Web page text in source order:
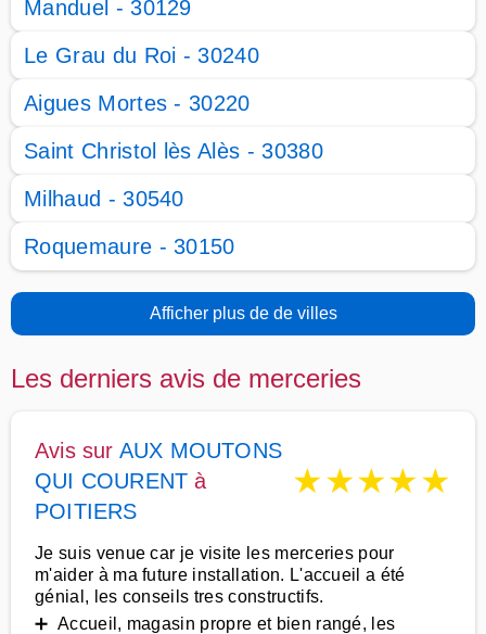
Manduel - 30129
Le Grau du Roi - 30240
Aigues Mortes - 30220
Saint Christol lès Alès - 30380
Milhaud - 30540
Roquemaure - 30150
Afficher plus de de villes
Les derniers avis de merceries
Avis sur AUX MOUTONS
QUI COURENT à
POITIERS
★★★★★
Je suis venue car je visite les merceries pour
m'aider à ma future installation. L'accueil a été
génial, les conseils tres constructifs.
➕ Accueil, magasin propre et bien rangé, les